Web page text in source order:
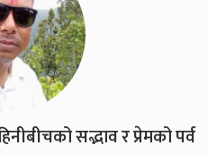
सद्भाव र प्रेमको पर्व